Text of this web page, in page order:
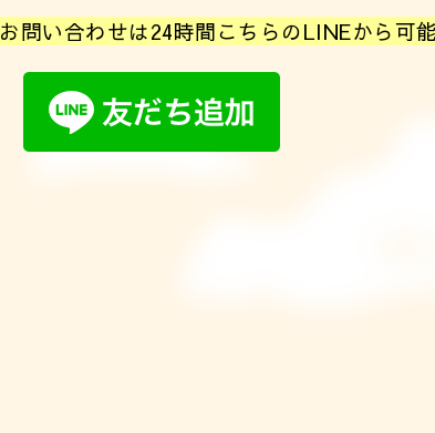
お問い合わせは24時間こちらのLINEから可